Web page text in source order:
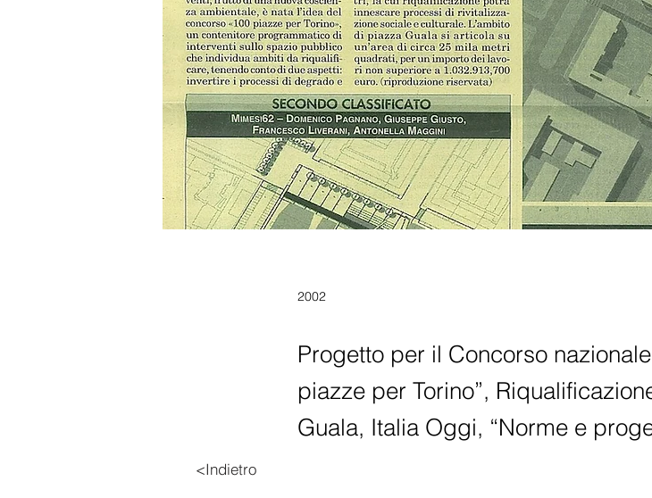
2002
Progetto per il Concorso
piazze per Torino”,
Guala, Italia Oggi, “Norme e
<Indietro